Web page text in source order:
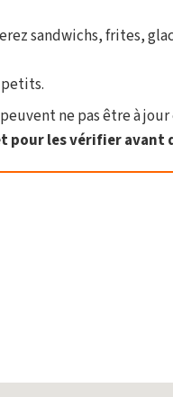
sandwichs, frites,
ne pas être à
les vérifier avant